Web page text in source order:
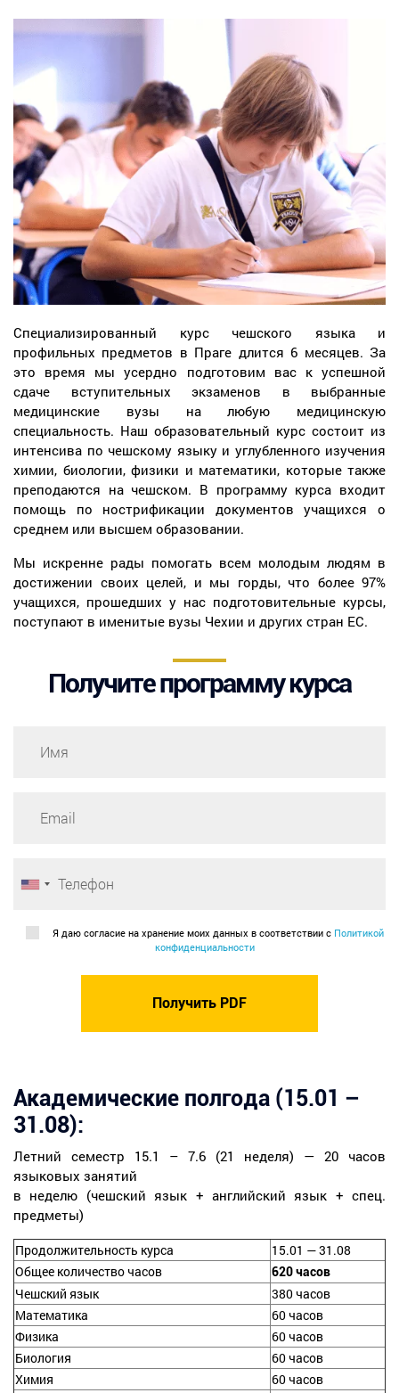
Специализированный курс чешского языка и
профильных предметов в Праге длится 6 месяцев. За
это время мы усердно подготовим вас к успешной
сдаче вступительных экзаменов в выбранные
медицинские вузы на любую медицинскую
специальность. Наш образовательный курс состоит из
интенсива по чешскому языку и углубленного изучения
химии, биологии, физики и математики, которые также
преподаются на чешском. В программу курса входит
помощь по нострификации документов учащихся о
среднем или высшем образовании.
Мы искренне рады помогать всем молодым людям в
достижении своих целей, и мы горды, что более 97%
учащихся, прошедших у нас подготовительные курсы,
поступают в именитые вузы Чехии и других стран ЕС.
Получите программу курса
Я даю согласие на хранение моих данных в соответствии с Политикой
конфиденциальности
Академические полгода (15.01 –
31.08):
Летний семестр 15.1 – 7.6 (21 неделя) — 20 часов
языковых занятий
в неделю (чешский язык + английский язык + спец.
предметы)
Продолжительность курса
15.01 — 31.08
Общее количество часов
620 часов
Чешский язык
380 часов
Математика
60 часов
Физика
60 часов
Биология
60 часов
Химия
60 часов